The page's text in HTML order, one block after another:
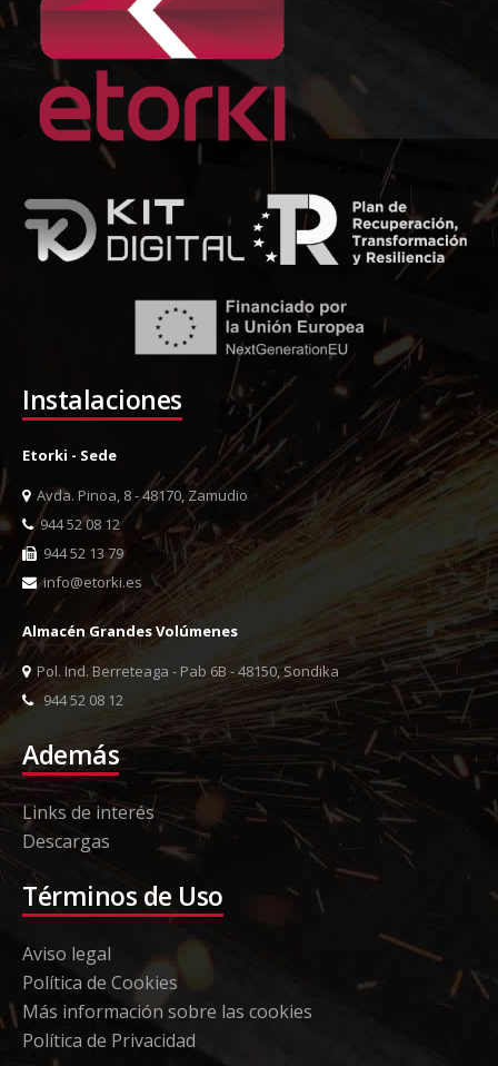
Instalaciones
Etorki - Sede
Avda. Pinoa, 8 - 48170, Zamudio
944 52 08 12
944 52 13 79
info@etorki.es
Almacén Grandes Volúmenes
Pol. Ind. Berreteaga - Pab 6B - 48150, Sondika
944 52 08 12
Además
Links de interés
Descargas
Términos de Uso
Aviso legal
Política de Cookies
Más información sobre las cookies
Política de Privacidad